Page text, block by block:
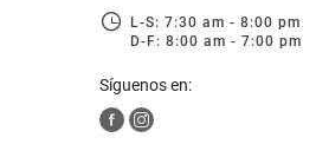
moda
deportes
L-S: 7:30 am - 8:00 pm
D-F: 8:00 am - 7:00 pm
Síguenos en: